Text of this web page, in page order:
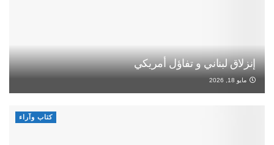
إنزلاق لبناني و تفاؤل أمريكي
مايو 18, 2026
كتاب وآراء